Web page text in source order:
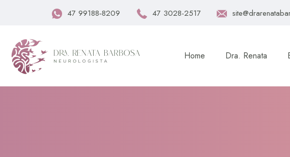
47 99188‑8209 47 3028-2517
Home Dra. Renata